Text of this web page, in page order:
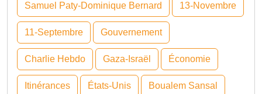
Samuel Paty-Dominique Bernard 13-Novembre
11-Septembre Gouvernement
Charlie Hebdo Gaza-Israël Économie
Itinérances États-Unis Boualem Sansal